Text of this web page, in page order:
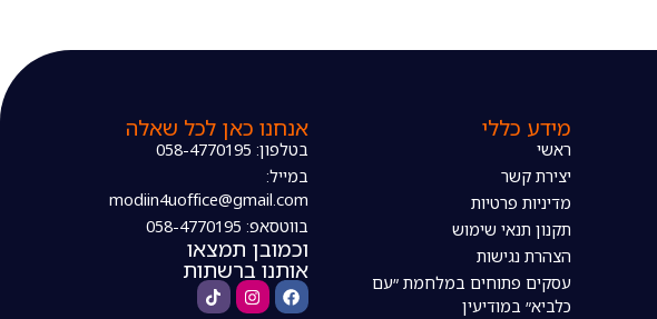
מידע כללי
ראשי
יצירת קשר
מדיניות פרטיות
תקנון תנאי שימוש
הצהרת נגישות
עסקים פתוחים במלחמת ״עם
כלביא״ במודיעין
אנחנו כאן לכל שאלה
בטלפון: 058-4770195
במייל:
modiin4uoffice@gmail.com
בווטסאפ: 058-4770195
וכמובן תמצאו
אותנו ברשתות